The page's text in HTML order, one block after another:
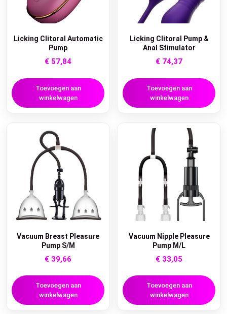
Licking Clitoral Automatic
Pump
€ 57,84
Toevoegen aan
winkelwagen
Licking Clitoral Pump &
Anal Stimulator
€ 74,37
Toevoegen aan
winkelwagen
Vacuum Breast Pleasure
Pump S/M
€ 39,66
Toevoegen aan
winkelwagen
Vacuum Nipple Pleasure
Pump M/L
€ 33,05
Toevoegen aan
winkelwagen